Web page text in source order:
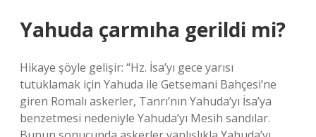
Yahuda çarmıha gerildi mi?
Hikaye şöyle gelişir: “Hz. İsa’yı gece yarısı
tutuklamak için Yahuda ile Getsemani Bahçesi’ne
giren Romalı askerler, Tanrı’nın Yahuda’yı İsa’ya
benzetmesi nedeniyle Yahuda’yı Mesih sandılar.